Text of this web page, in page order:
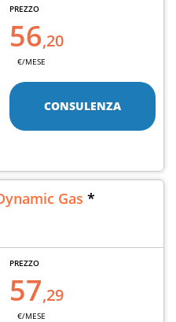
PREZZO
56,20
€/MESE
CONSULENZA
Gas *
PREZZO
57,29
€/MESE